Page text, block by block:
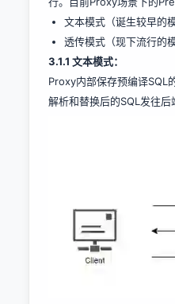
文本模式（诞生较早的模
透传模式（现下流行的模
3.1.1 文本模式：
Proxy内部保存预编译SQL
解析和替换后的SQL发往后